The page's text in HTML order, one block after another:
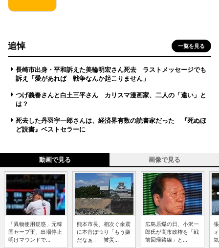
追悼 一覧を見る
長崎市出身・平和訴えた美輪明宏さん死去 ラストメッセージでも
訴え「愛があれば 戦争なんか起こりません」
つげ義春さんと白土三平さん カリスマ漫画家、二人の「違い」と
は？
死去した丹羽宇一郎さんは、経済界有数の読書家だった 『死ぬほ
ど読書』ベストセラーに
動画で見る 画像で見る
「異物使用疑惑」元韓
国セーブ王、出場停止
明けマウンドで...
熊本市長、相次ぐ余震
に本音ぽつり「もう嫌
だなぁ」 被災...
広島原爆の日、小沢一
郎氏が高市政権を「戦
前回帰路線」と...